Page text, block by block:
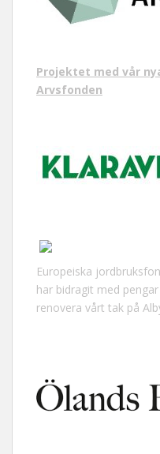
Projektet med vår
Arvsfonden
Europeiska
har bidragit med
renovera vårt tak på